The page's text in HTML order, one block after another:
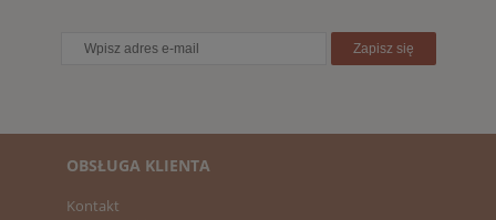
Zapisz się
OBSŁUGA KLIENTA
Kontakt